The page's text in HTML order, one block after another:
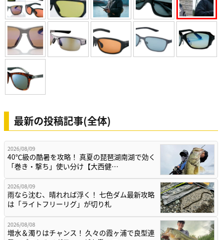
最新の投稿記事(全体)
2026/08/09
40℃級の酷暑を攻略！ 真夏の琵琶湖南湖で効く
「巻き・撃ち」使い分け【大西健…
2026/08/09
雨なら沈む、晴れれば浮く！ 七色ダム最新攻略
は「ライトフリーリグ」が切り札
2026/08/08
増水＆濁りはチャンス！ 久々の霞ヶ浦で良型連